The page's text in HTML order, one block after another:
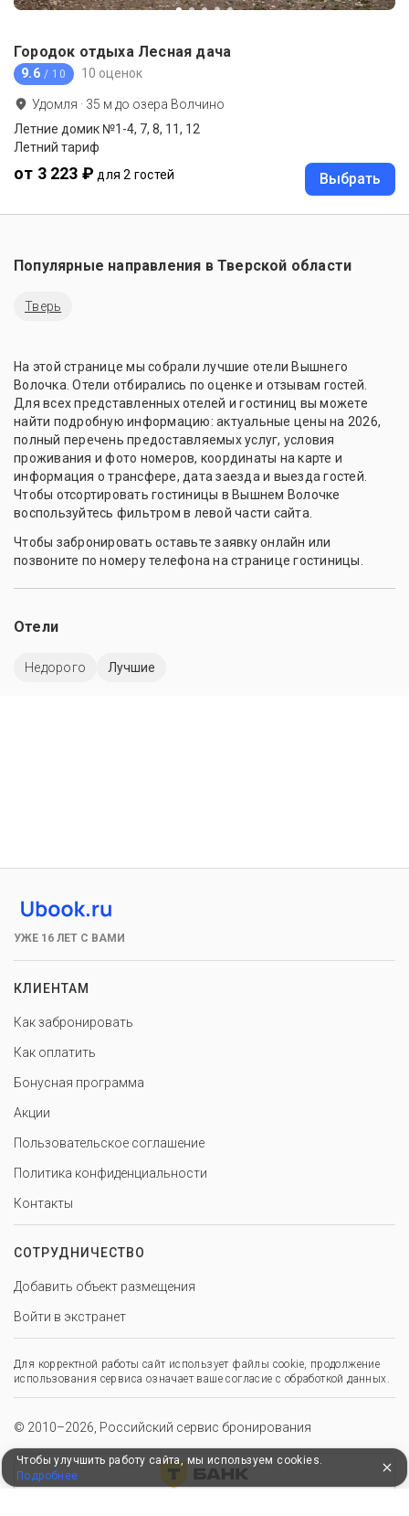
Городок отдыха Лесная дача
9.6 / 10 10 оценок
Удомля · 35 м до озера Волчино
Летние домик №1-4, 7, 8, 11, 12
Летний тариф
от 3 223 ₽ для 2 гостей Выбрать
Популярные направления в Тверской области
Тверь
На этой странице мы собрали лучшие отели Вышнего
Волочка. Отели отбирались по оценке и отзывам гостей.
Для всех представленных отелей и гостиниц вы можете
найти подробную информацию: актуальные цены на 2026,
полный перечень предоставляемых услуг, условия
проживания и фото номеров, координаты на карте и
информация о трансфере, дата заезда и выезда гостей.
Чтобы отсортировать гостиницы в Вышнем Волочке
воспользуйтесь фильтром в левой части сайта.
Чтобы забронировать оставьте заявку онлайн или
позвоните по номеру телефона на странице гостиницы.
Отели
Недорого Лучшие
УЖЕ 16 ЛЕТ С ВАМИ
КЛИЕНТАМ
Как забронировать
Как оплатить
Бонусная программа
Акции
Пользовательское соглашение
Политика конфиденциальности
Контакты
СОТРУДНИЧЕСТВО
Добавить объект размещения
Войти в экстранет
Для корректной работы сайт использует файлы cookie, продолжение
использования сервиса означает ваше согласие с обработкой данных.
© 2010–2026, Российский сервис бронирования
Чтобы улучшить работу сайта, мы используем cookies.
Подробнее